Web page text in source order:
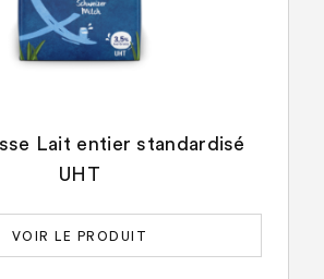
Lait entier standardisé
UHT
VOIR LE PRODUIT